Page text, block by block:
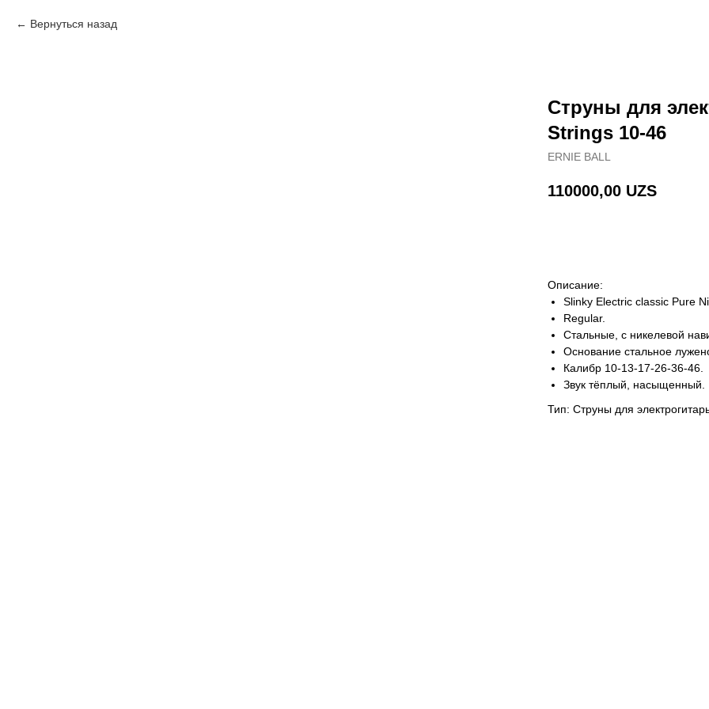
Вернуться назад
Струны для
Strings 10-46
ERNIE BALL
110000,00 UZS
Описание:
Slinky Electric classic Pure
Regular.
Стальные, с никелевой
Основание стальное
Калибр 10-13-17-26-36-46.
Звук тёплый, насыщенный.
Тип: Струны для